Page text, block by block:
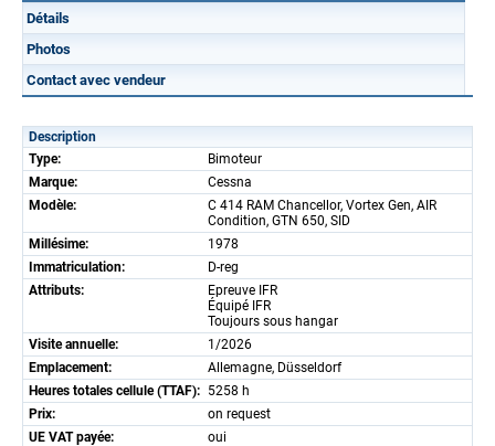
Détails
Photos
Contact avec vendeur
Description
Type:
Bimoteur
Marque:
Cessna
Modèle:
C 414 RAM Chancellor, Vortex Gen, AIR
Condition, GTN 650, SID
Millésime:
1978
Immatriculation:
D-reg
Attributs:
Epreuve IFR
Équipé IFR
Toujours sous hangar
Visite annuelle:
1/2026
Emplacement:
Allemagne, Düsseldorf
Heures totales cellule (TTAF): 5258 h
Prix:
on request
UE VAT payée:
oui